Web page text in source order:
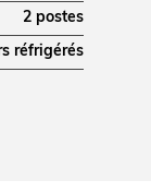
2 postes
réfrigérés